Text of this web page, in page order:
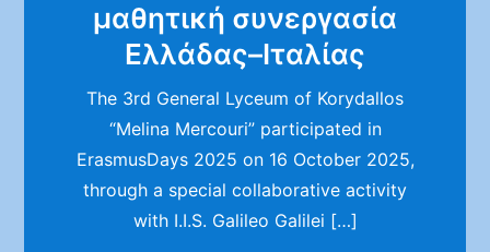
μαθητική συνεργασία
Ελλάδας–Ιταλίας
The 3rd General Lyceum of Korydallos
“Melina Mercouri” participated in
ErasmusDays 2025 on 16 October 2025,
through a special collaborative activity
with I.I.S. Galileo Galilei […]